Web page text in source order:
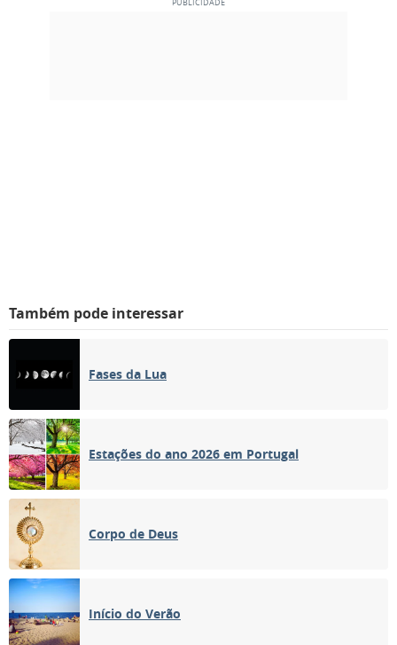
Também pode interessar
Fases da Lua
Estações do ano 2026 em Portugal
Corpo de Deus
Início do Verão